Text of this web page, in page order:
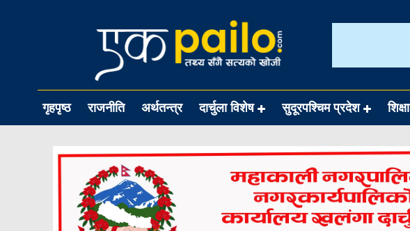
गृहपृष्ठ राजनीति अर्थतन्त्र दार्चुला विशेष सुदूरपश्चिम प्रदेश शिक्षा